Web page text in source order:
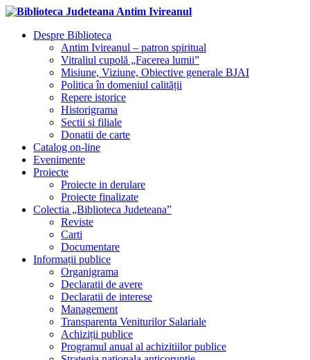
Despre Biblioteca
Antim Ivireanul – patron spiritual
Vitraliul cupolă „Facerea lumii”
Misiune, Viziune, Obiective generale BJAI
Politica în domeniul calității
Repere istorice
Historigrama
Sectii si filiale
Donatii de carte
Catalog on-line
Evenimente
Proiecte
Proiecte in derulare
Proiecte finalizate
Colectia „Biblioteca Judeteana”
Reviste
Carti
Documentare
Informații publice
Organigrama
Declaratii de avere
Declaratii de interese
Management
Transparenta Veniturilor Salariale
Achiziții publice
Programul anual al achizitiilor publice